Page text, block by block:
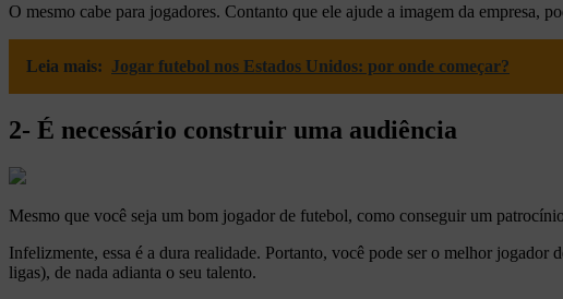
O mesmo cabe para jogadores. Contanto que ele ajude a imagem da empresa,
Leia mais: Jogar futebol nos Estados Unidos: por onde começar?
2- É necessário construir uma audiência
Mesmo que você seja um bom jogador de futebol, como conseguir um
Infelizmente, essa é a dura realidade. Portanto, você pode ser o melhor
ligas), de nada adianta o seu talento.